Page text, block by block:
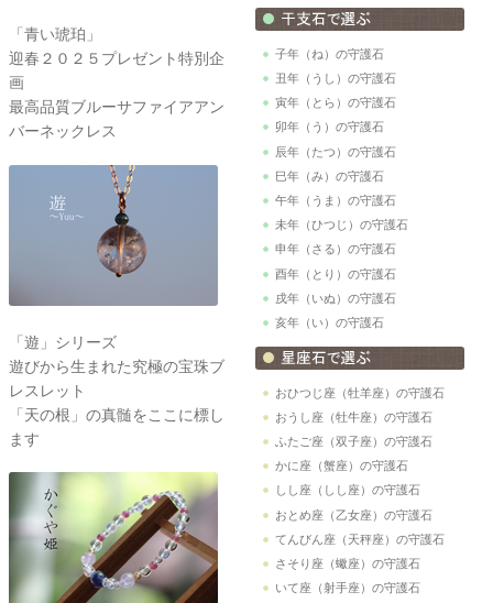
「青い琥珀」
迎春２０２５プレゼント特別企
画
最高品質ブルーサファイアアン
バーネックレス
「遊」シリーズ
遊びから生まれた究極の宝珠ブ
レスレット
「天の根」の真髄をここに標し
ます
子年（ね）の守護石
丑年（うし）の守護石
寅年（とら）の守護石
卯年（う）の守護石
辰年（たつ）の守護石
巳年（み）の守護石
午年（うま）の守護石
未年（ひつじ）の守護石
申年（さる）の守護石
酉年（とり）の守護石
戌年（いぬ）の守護石
亥年（い）の守護石
おひつじ座（牡羊座）の守護石
おうし座（牡牛座）の守護石
ふたご座（双子座）の守護石
かに座（蟹座）の守護石
しし座（しし座）の守護石
おとめ座（乙女座）の守護石
てんびん座（天秤座）の守護石
さそり座（蠍座）の守護石
いて座（射手座）の守護石